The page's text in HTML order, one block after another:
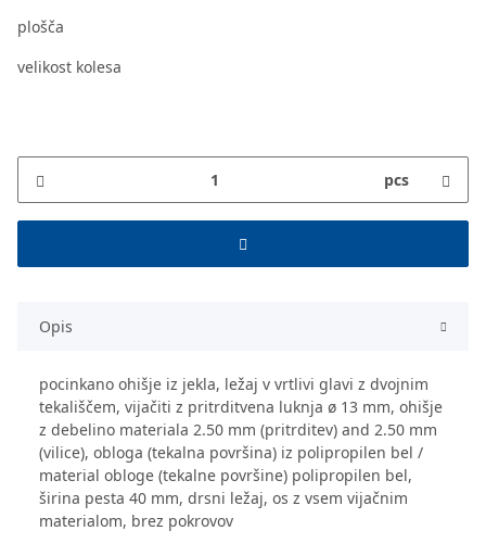
plošča
velikost kolesa
pcs
Opis
pocinkano ohišje iz jekla, ležaj v vrtlivi glavi z dvojnim
tekališčem, vijačiti z pritrditvena luknja ø 13 mm, ohišje
z debelino materiala 2.50 mm (pritrditev) and 2.50 mm
(vilice), obloga (tekalna površina) iz polipropilen bel /
material obloge (tekalne površine) polipropilen bel,
širina pesta 40 mm, drsni ležaj, os z vsem vijačnim
materialom, brez pokrovov